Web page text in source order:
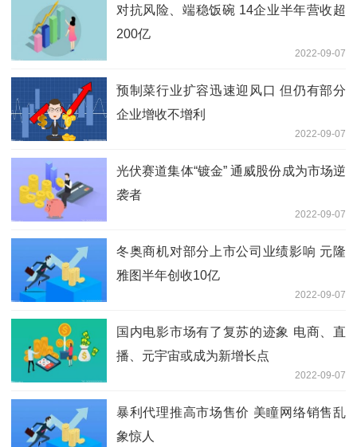
对抗风险、端稳饭碗 14企业半年营收超
200亿
2022-09-07
预制菜行业扩容迅速迎风口 但仍有部分
企业增收不增利
2022-09-07
光伏赛道集体“镀金” 通威股份成为市场逆
袭者
2022-09-07
冬奥商机对部分上市公司业绩影响 元隆
雅图半年创收10亿
2022-09-07
国内电影市场有了复苏的迹象 电商、直
播、元宇宙或成为新增长点
2022-09-07
暴利代理推高市场售价 美瞳网络销售乱
象惊人